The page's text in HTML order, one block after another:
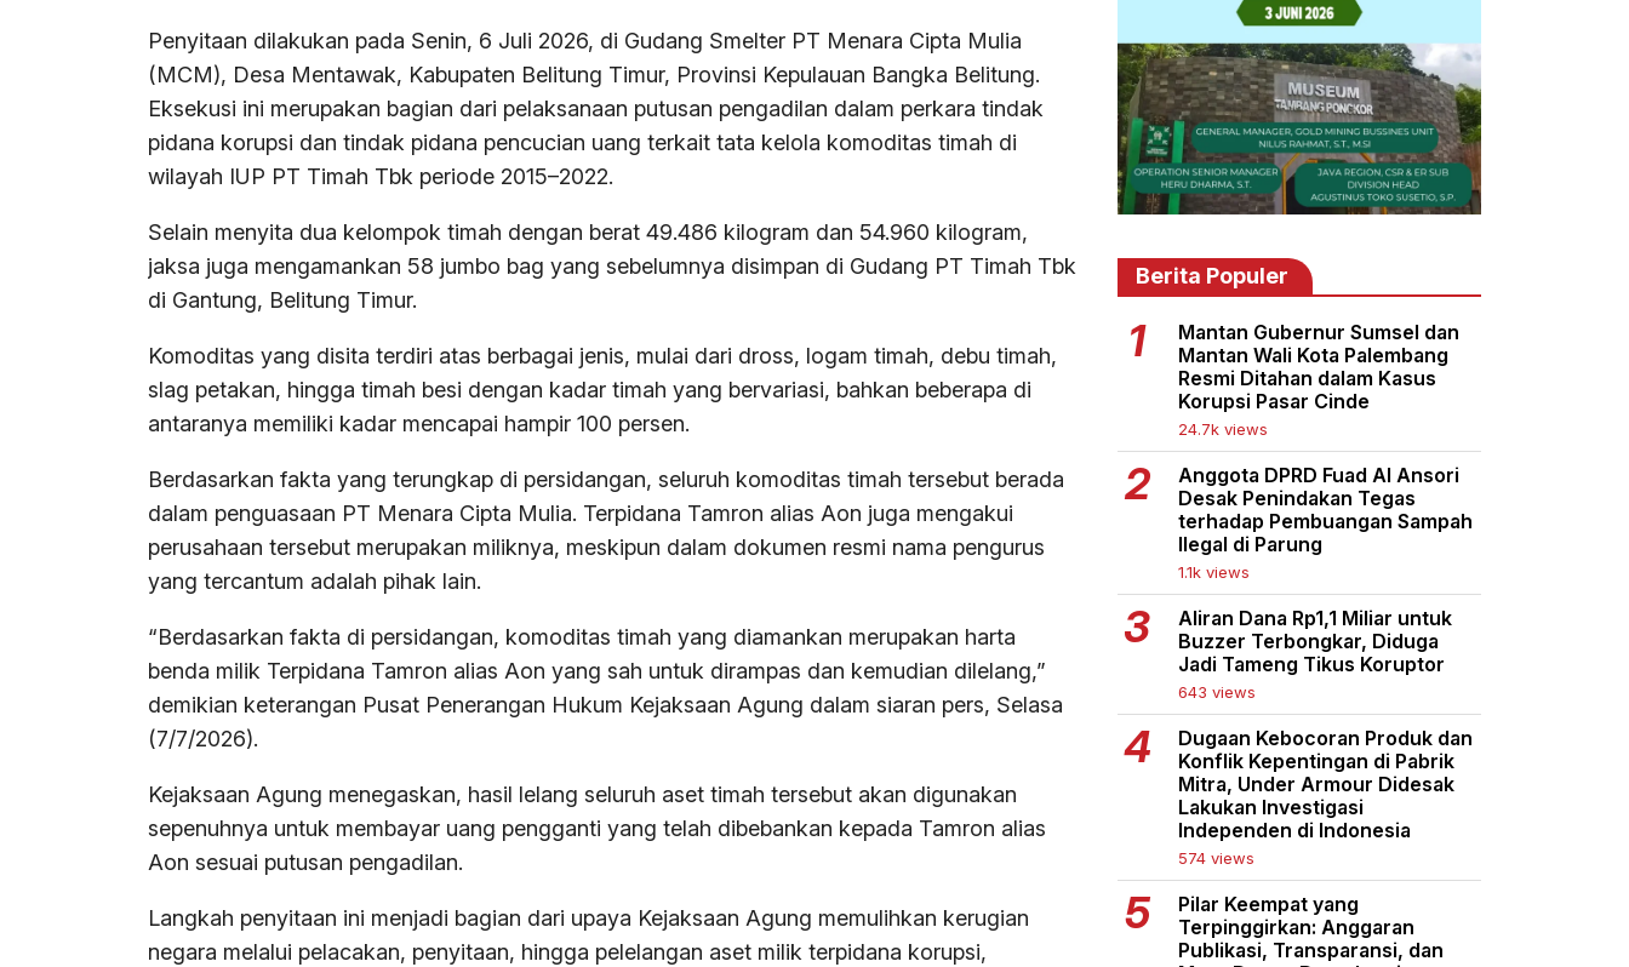
Penyitaan dilakukan pada Senin, 6 Juli 2026, di Gudang Smelter PT Menara Cipta Mulia
(MCM), Desa Mentawak, Kabupaten Belitung Timur, Provinsi Kepulauan Bangka Belitung.
Eksekusi ini merupakan bagian dari pelaksanaan putusan pengadilan dalam perkara tindak
pidana korupsi dan tindak pidana pencucian uang terkait tata kelola komoditas timah di
wilayah IUP PT Timah Tbk periode 2015–2022.
Selain menyita dua kelompok timah dengan berat 49.486 kilogram dan 54.960 kilogram,
jaksa juga mengamankan 58 jumbo bag yang sebelumnya disimpan di Gudang PT Timah Tbk
di Gantung, Belitung Timur.
Komoditas yang disita terdiri atas berbagai jenis, mulai dari dross, logam timah, debu timah,
slag petakan, hingga timah besi dengan kadar timah yang bervariasi, bahkan beberapa di
antaranya memiliki kadar mencapai hampir 100 persen.
Berdasarkan fakta yang terungkap di persidangan, seluruh komoditas timah tersebut berada
dalam penguasaan PT Menara Cipta Mulia. Terpidana Tamron alias Aon juga mengakui
perusahaan tersebut merupakan miliknya, meskipun dalam dokumen resmi nama pengurus
yang tercantum adalah pihak lain.
“Berdasarkan fakta di persidangan, komoditas timah yang diamankan merupakan harta
benda milik Terpidana Tamron alias Aon yang sah untuk dirampas dan kemudian dilelang,”
demikian keterangan Pusat Penerangan Hukum Kejaksaan Agung dalam siaran pers, Selasa
(7/7/2026).
Kejaksaan Agung menegaskan, hasil lelang seluruh aset timah tersebut akan digunakan
sepenuhnya untuk membayar uang pengganti yang telah dibebankan kepada Tamron alias
Aon sesuai putusan pengadilan.
Langkah penyitaan ini menjadi bagian dari upaya Kejaksaan Agung memulihkan kerugian
negara melalui pelacakan, penyitaan, hingga pelelangan aset milik terpidana korupsi,
Berita Populer
Mantan Gubernur Sumsel dan
Mantan Wali Kota Palembang
Resmi Ditahan dalam Kasus
Korupsi Pasar Cinde
24.7k views
Anggota DPRD Fuad Al Ansori
Desak Penindakan Tegas
terhadap Pembuangan Sampah
Ilegal di Parung
1.1k views
Aliran Dana Rp1,1 Miliar untuk
Buzzer Terbongkar, Diduga
Jadi Tameng Tikus Koruptor
643 views
Dugaan Kebocoran Produk dan
Konflik Kepentingan di Pabrik
Mitra, Under Armour Didesak
Lakukan Investigasi
Independen di Indonesia
574 views
Pilar Keempat yang
Terpinggirkan: Anggaran
Publikasi, Transparansi, dan